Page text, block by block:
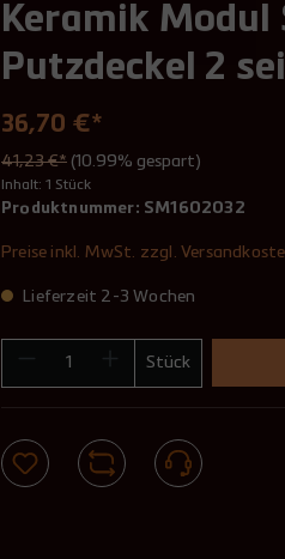
Keramik Modul
Putzdeckel 2
36,70 €*
41,23 €* (10.99% gespart)
Inhalt: 1 Stück
Produktnummer: SM1602032
Preise inkl. MwSt. zzgl.
Lieferzeit 2-3 Wochen
Stück